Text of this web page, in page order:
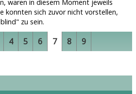
waren in diesem Moment jeweils
konnten sich zuvor nicht vorstellen,
zu sein.
4 5 6 7 8 9